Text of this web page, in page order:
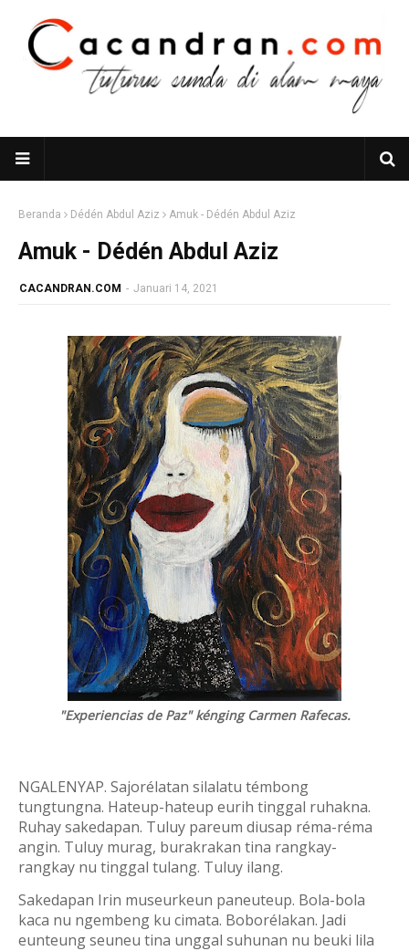
Beranda Dédén Abdul Aziz Amuk - Dédén Abdul Aziz
Amuk - Dédén Abdul Aziz
CACANDRAN.COM - Januari 14, 2021
"Experiencias de Paz" kénging Carmen Rafecas.
NGALENYAP. Sajorélatan silalatu témbong
tungtungna. Hateup-hateup eurih tinggal ruhakna.
Ruhay sakedapan. Tuluy pareum diusap réma-réma
angin. Tuluy murag, burakrakan tina rangkay-
rangkay nu tinggal tulang. Tuluy ilang.
Sakedapan Irin museurkeun paneuteup. Bola-bola
kaca nu ngembeng ku cimata. Boborélakan. Jadi
eunteung seuneu tina unggal suhunan nu beuki lila